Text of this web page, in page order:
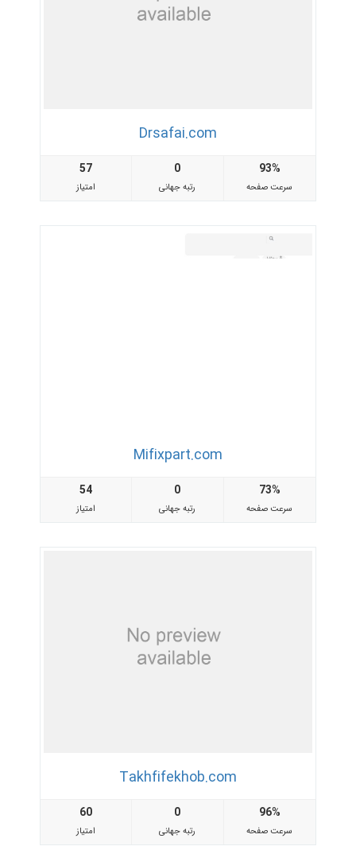
Drsafai.com
57
امتیاز
0
رتبه جهانی
93%
سرعت صفحه
Mifixpart.com
54
امتیاز
0
رتبه جهانی
73%
سرعت صفحه
Takhfifekhob.com
60
امتیاز
0
رتبه جهانی
96%
سرعت صفحه